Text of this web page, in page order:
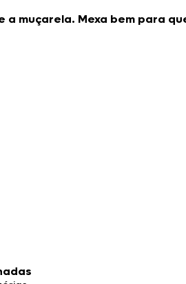
muçarela. Mexa bem para